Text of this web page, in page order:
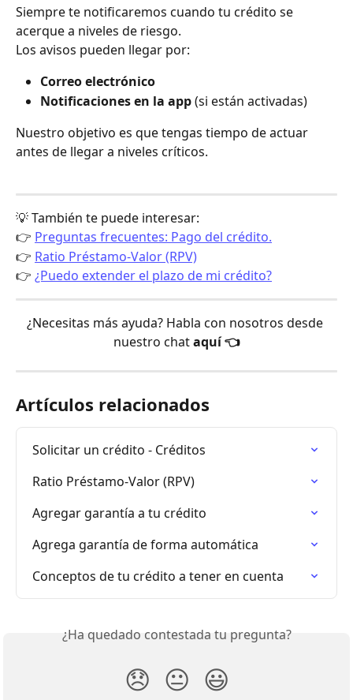
Siempre te notificaremos cuando tu crédito se
acerque a niveles de riesgo.
Los avisos pueden llegar por:
Correo electrónico
Notificaciones en la app (si están activadas)
Nuestro objetivo es que tengas tiempo de actuar
antes de llegar a niveles críticos.
💡 También te puede interesar:
👉 Preguntas frecuentes: Pago del crédito.
👉 Ratio Préstamo-Valor (RPV)
👉 ¿Puedo extender el plazo de mi crédito?
¿Necesitas más ayuda? Habla con nosotros desde
nuestro chat aquí 👈
Artículos relacionados
Solicitar un crédito - Créditos
Ratio Préstamo-Valor (RPV)
Agregar garantía a tu crédito
Agrega garantía de forma automática
Conceptos de tu crédito a tener en cuenta
¿Ha quedado contestada tu pregunta?
😞 😐 😃